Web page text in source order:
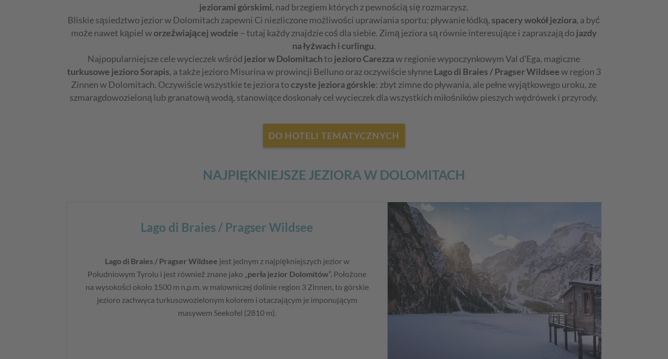
jeziorami górskimi, nad brzegiem których z pewnością się rozmarzysz.
Bliskie sąsiedztwo jezior w Dolomitach zapewni Ci niezliczone możliwości uprawiania sportu: pływanie łódką, spacery wokół jeziora, a być
może nawet kąpiel worzeźwiającej wodzie – tutaj każdy znajdzie coś dla siebie. Zimą jeziora są równie interesujące i zapraszają do jazdy
na łyżwach i curlingu.
Najpopularniejsze cele wycieczek wśród jezior w Dolomitachto jezioro Carezzaw regionie wypoczynkowym Val d'Ega, magiczne
turkusowe jezioro Sorapis, a także jezioro Misurina w prowincji Belluno oraz oczywiście słynneLago di Braies / Pragser Wildseew region 3
Zinnen w Dolomitach. Oczywiście wszystkie te jeziora toczyste jeziora górskie: zbyt zimne do pływania, ale pełne wyjątkowego uroku, ze
szmaragdowozieloną lub granatową wodą, stanowiące doskonały cel wycieczek dla wszystkich miłośników pieszych wędrówek i przyrody.
DO HOTELI TEMATYCZNYCH
NAJPIĘKNIEJSZE JEZIORA W DOLOMITACH
Lago di Braies / Pragser Wildsee
Lago di Braies / Pragser Wildsee jest jednym z najpiękniejszych jezior w
Południowym Tyrolu i jest również znane jako „perła jezior Dolomitów”. Położone
na wysokości około 1500 m n.p.m. w malowniczej dolinie region 3 Zinnen, to górskie
jezioro zachwyca turkusowozielonym kolorem i otaczającym je imponującym
masywem Seekofel (2810 m).